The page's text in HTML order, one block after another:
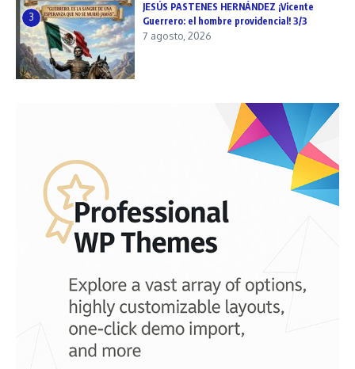
3
JESÚS PASTENES HERNÁNDEZ ¡Vicente
Guerrero: el hombre providencial! 3/3
7 agosto, 2026